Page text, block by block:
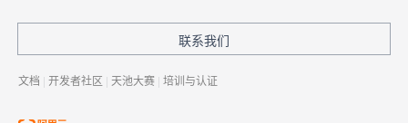
联系我们
文档 | 开发者社区 | 天池大赛 | 培训与认证